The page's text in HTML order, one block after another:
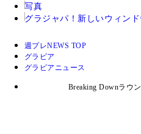
写真
グラジャパ！ 新しいウィンド
週プレNEWS TOP
グラビア
グラビアニュース
Breaking Downラウ